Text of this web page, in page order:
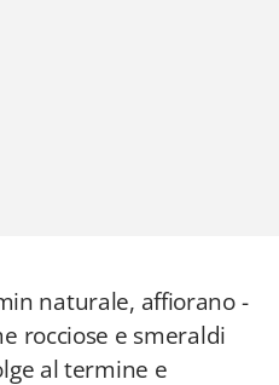
naturale, affiorano -
rocciose e smeraldi
al termine e